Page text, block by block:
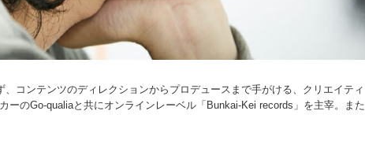
コンテンツのディレクションからプロデュースまで手がける、クリエイティ
ーのGo-qualiaと共にオンラインレーベル「Bunkai-Kei records」を主宰。また